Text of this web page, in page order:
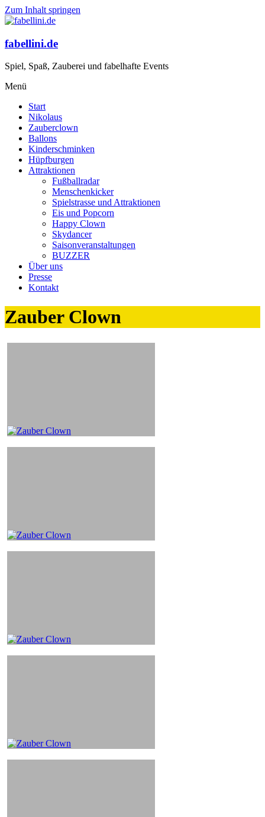
Zum Inhalt springen
fabellini.de
Spiel, Spaß, Zauberei und fabelhafte Events
Menü
Start
Nikolaus
Zauberclown
Ballons
Kinderschminken
Hüpfburgen
Attraktionen
Fußballradar
Menschenkicker
Spielstrasse und Attraktionen
Eis und Popcorn
Happy Clown
Skydancer
Saisonveranstaltungen
BUZZER
Über uns
Presse
Kontakt
Zauber Clown